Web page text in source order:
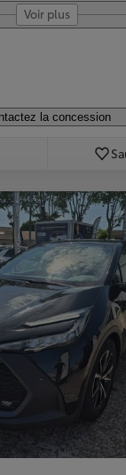
Voir plus
la concession